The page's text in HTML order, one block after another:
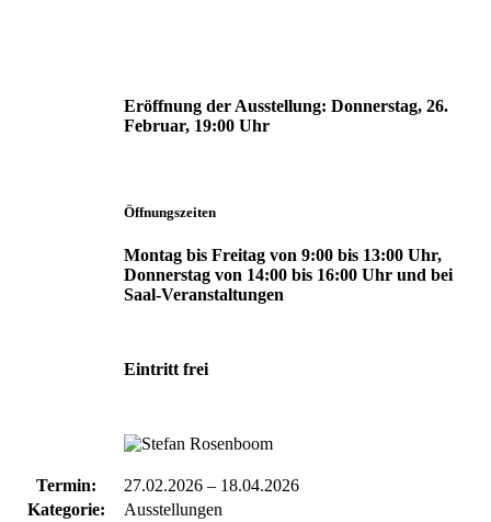
Eröffnung der Ausstellung: Donnerstag, 26.
Februar, 19:00 Uhr
Öffnungszeiten
Montag bis Freitag von 9:00 bis 13:00 Uhr,
Donnerstag von 14:00 bis 16:00 Uhr und bei
Saal-Veranstaltungen
Eintritt frei
Termin: 27.02.2026 – 18.04.2026
Kategorie:
Ausstellungen